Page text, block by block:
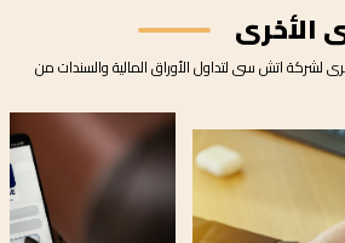
الأخرى
لشركة اتش سى لتداول الأوراق المالية والسندات من